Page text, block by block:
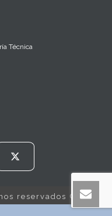
Técnica
reservados © 2022